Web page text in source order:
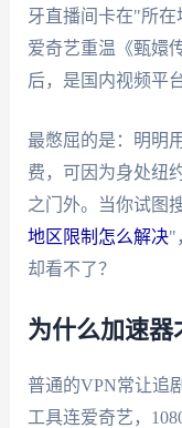
牙直播间卡在"所
爱奇艺重温《甄嬛
后，是国内视频平
最憋屈的是：明明
费，可因为身处纽
之门外。当你试图
地区限制怎么解决"
却看不了？
为什么加速器
普通的VPN常让追
工具连爱奇艺，